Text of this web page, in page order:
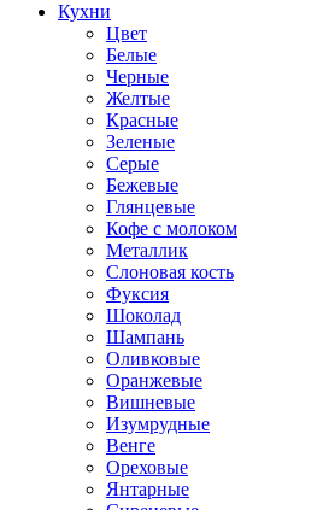
Кухни
Цвет
Белые
Черные
Желтые
Красные
Зеленые
Серые
Бежевые
Глянцевые
Кофе с молоком
Металлик
Слоновая кость
Фуксия
Шоколад
Шампань
Оливковые
Оранжевые
Вишневые
Изумрудные
Венге
Ореховые
Янтарные